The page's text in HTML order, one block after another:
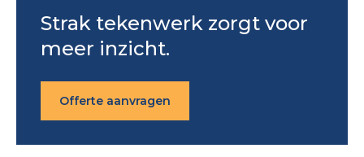
Strak tekenwerk zorgt voor
meer inzicht.
Offerte aanvragen